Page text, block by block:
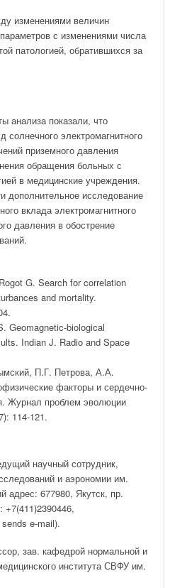
изменениями величин
с изменениями числа
патологией, обратившихся за
анализа показали, что
электромагнитного
приземного давления
обращения больных с
в медицинские учреждения.
дополнительное исследование
вклада электромагнитного
давления в обострение
G. Search for correlation
and mortality.
Geomagnetic-biological
Indian J. Radio and Space
П.Г. Петрова, А.А.
факторы и сердечно-
Журнал проблем эволюции
114-121.
научный сотрудник,
и аэрономии им.
677980, Якутск, пр.
e-mail).
зав. кафедрой нормальной и
института СВФУ им.